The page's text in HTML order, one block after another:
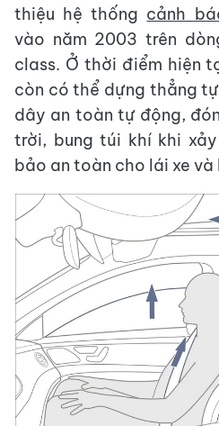
thiệu hệ thống cảnh
vào năm 2003 trên
class. Ở thời điểm hiện
còn có thể dựng thẳng
dây an toàn tự động,
trời, bung túi khí khi
bảo an toàn cho lái xe và